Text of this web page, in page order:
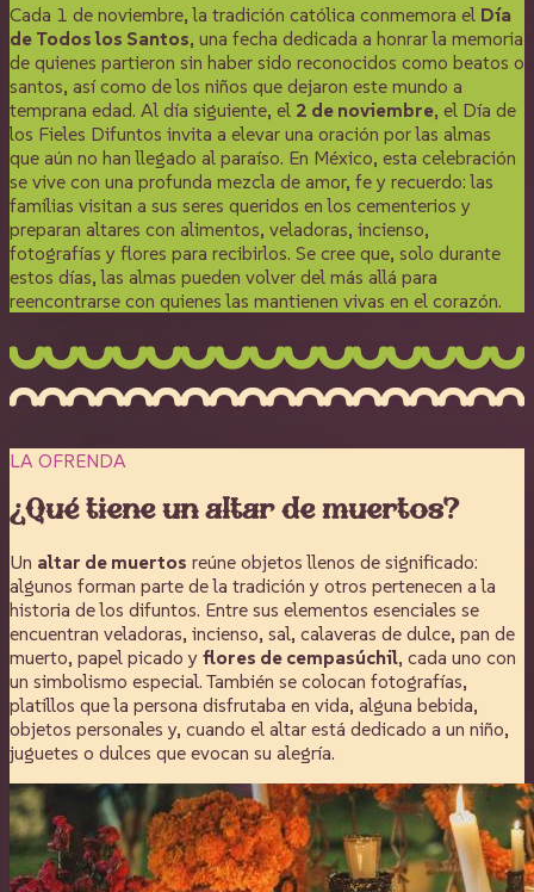
Cada 1 de noviembre, la tradición católica conmemora el Día
de Todos los Santos, una fecha dedicada a honrar la memoria
de quienes partieron sin haber sido reconocidos como beatos o
santos, así como de los niños que dejaron este mundo a
temprana edad. Al día siguiente, el 2 de noviembre, el Día de
los Fieles Difuntos invita a elevar una oración por las almas
que aún no han llegado al paraíso. En México, esta celebración
se vive con una profunda mezcla de amor, fe y recuerdo: las
familias visitan a sus seres queridos en los cementerios y
preparan altares con alimentos, veladoras, incienso,
fotografías y flores para recibirlos. Se cree que, solo durante
estos días, las almas pueden volver del más allá para
reencontrarse con quienes las mantienen vivas en el corazón.
LA OFRENDA
¿Qué tiene un altar de muertos?
Un altar de muertos reúne objetos llenos de significado:
algunos forman parte de la tradición y otros pertenecen a la
historia de los difuntos. Entre sus elementos esenciales se
encuentran veladoras, incienso, sal, calaveras de dulce, pan de
muerto, papel picado y flores de cempasúchil, cada uno con
un simbolismo especial. También se colocan fotografías,
platillos que la persona disfrutaba en vida, alguna bebida,
objetos personales y, cuando el altar está dedicado a un niño,
juguetes o dulces que evocan su alegría.